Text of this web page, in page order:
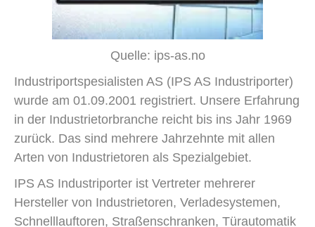
Quelle: ips-as.no
Industriportspesialisten AS (IPS AS Industriporter)
wurde am 01.09.2001 registriert. Unsere Erfahrung
in der Industrietorbranche reicht bis ins Jahr 1969
zurück. Das sind mehrere Jahrzehnte mit allen
Arten von Industrietoren als Spezialgebiet.
IPS AS Industriporter ist Vertreter mehrerer
Hersteller von Industrietoren, Verladesystemen,
Schnelllauftoren, Straßenschranken, Türautomatik